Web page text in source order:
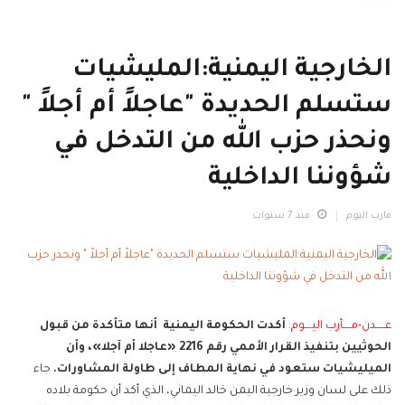
الخارجية اليمنية:المليشيات
ستسلم الحديدة "عاجلاً أم أجلاً "
ونحذر حزب الله من التدخل في
شؤوننا الداخلية
مارب اليوم منذ 7 سنوات
عـــــدن-مــــأرب اليــــوم: أكدت الحكومة اليمنية أنها متأكدة من قبول
الحوثيين بتنفيذ القرار الأممي رقم 2216 «عاجلا أم آجلا»، وأن
الميليشيات ستعود في نهاية المطاف إلى طاولة المشاورات. جاء
ذلك على لسان وزير خارجية اليمن خالد اليماني، الذي أكد أن حكومة بلاده